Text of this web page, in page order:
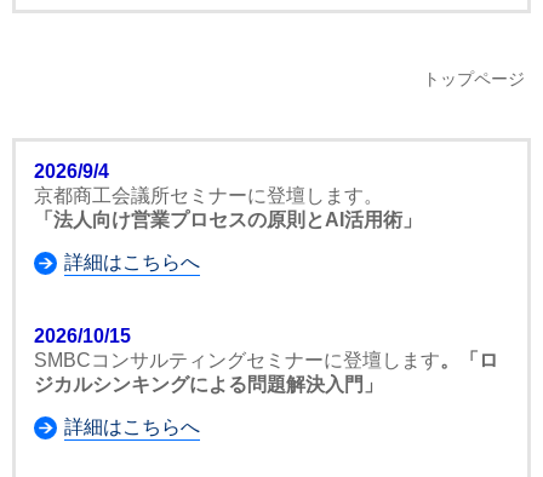
トップページ
2026/9/4
京都商工会議所セミナーに登壇します。
「法人向け営業プロセスの原則とAI活用術」
詳細はこちらへ
2026/10/15
SMBCコンサルティングセミナーに登壇します。「ロ
ジカルシンキングによる問題解決入門」
詳細はこちらへ